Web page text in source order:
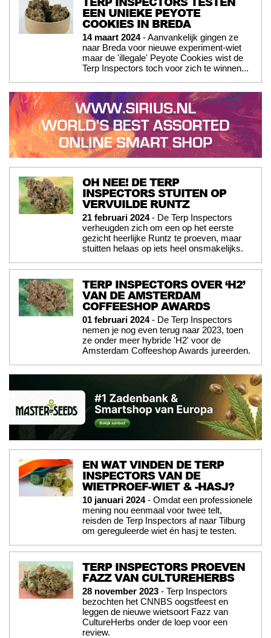
EEN UNIEKE PEYOTE
COOKIES IN BREDA
14 maart 2024- Aanvankelijk gingen ze
naar Breda voor nieuwe experiment-wiet
maar de 'illegale' Peyote Cookies wist de
Terp Inspectors toch voor zich te winnen...
OH NEE! DE TERP
INSPECTORS STUITEN OP
VERVUILDE RUNTZ
21 februari 2024- De Terp Inspectors
verheugden zich om een op het eerste
gezicht heerlijke Runtz te proeven, maar
stuitten helaas op iets heel onsmakelijks.
TERP INSPECTORS OVER ‘H2’
VAN DE AMSTERDAM
COFFEESHOP AWARDS
01 februari 2024- De Terp Inspectors
nemen je nog even terug naar 2023, toen
ze onder meer hybride 'H2' voor de
Amsterdam Coffeeshop Awards jureerden.
EN WAT VINDEN DE TERP
INSPECTORS VAN DE
WIETPROEF-WIET & -HASJ?
10 januari 2024- Omdat een professionele
mening nou eenmaal voor twee telt,
reisden de Terp Inspectors af naar Tilburg
om gereguleerde wiet én hasj te testen.
TERP INSPECTORS PROEVEN
FAZZ VAN CULTUREHERBS
28 november 2023 - Terp Inspectors
bezochten het CNNBS oogstfeest en
leggen de nieuwe wietsoort Fazz van
CultureHerbs onder de loep voor een
review.